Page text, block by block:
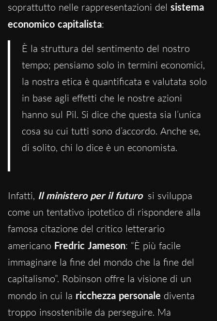
soprattutto nelle rappresentazioni del sistema
economico capitalista:
È la struttura del sentimento del nostro
tempo; pensiamo solo in termini economici,
la nostra etica è quantificata e valutata solo
in base agli effetti che le nostre azioni
hanno sul Pil. Si dice che questa sia l’unica
cosa su cui tutti sono d’accordo. Anche se,
di solito, chi lo dice è un economista.
Infatti, Il ministero per il futuro si sviluppa
come un tentativo ipotetico di rispondere alla
famosa citazione del critico letterario
americano Fredric Jameson: “È più facile
immaginare la fine del mondo che la fine del
capitalismo”. Robinson offre la visione di un
mondo in cui la ricchezza personale diventa
troppo insostenibile da perseguire. Ma